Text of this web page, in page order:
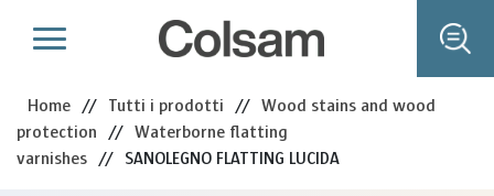
Home // Tutti i prodotti // Wood stains and wood
protection // Waterborne flatting
varnishes // SANOLEGNO FLATTING LUCIDA